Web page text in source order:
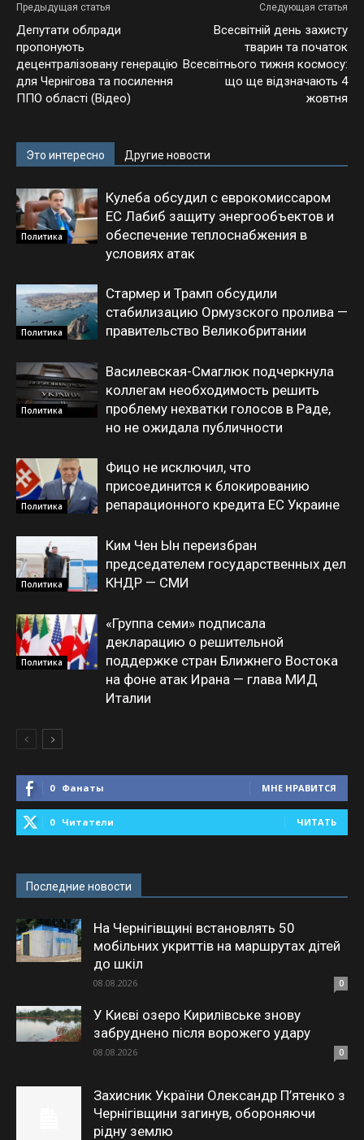
Предыдущая статья
Депутати облради
пропонують
децентралізовану генерацію
для Чернігова та посилення
ППО області (Відео)
Следующая статья
Всесвітній день захисту
тварин та початок
Всесвітнього тижня космосу:
що ще відзначають 4
жовтня
Это интересно Другие новости
Политика
Кулеба обсудил с еврокомиссаром
ЕС Лабиб защиту энергообъектов и
обеспечение теплоснабжения в
условиях атак
Политика
Стармер и Трамп обсудили
стабилизацию Ормузского пролива —
правительство Великобритании
Политика
Василевская-Смаглюк подчеркнула
коллегам необходимость решить
проблему нехватки голосов в Раде,
но не ожидала публичности
Политика
Фицо не исключил, что
присоединится к блокированию
репарационного кредита ЕС Украине
Политика
Ким Чен Ын переизбран
председателем государственных дел
КНДР — СМИ
Политика
«Группа семи» подписала
декларацию о решительной
поддержке стран Ближнего Востока
на фоне атак Ирана — глава МИД
Италии
0 Фанаты МНЕ НРАВИТСЯ
0 Читатели ЧИТАТЬ
Последние новости
На Чернігівщині встановлять 50
мобільних укриттів на маршрутах дітей
до шкіл
08.08.2026 0
У Києві озеро Кирилівське знову
забруднено після ворожего удару
08.08.2026 0
Захисник України Олександр П’ятенко з
Чернігівщини загинув, обороняючи
рідну землю